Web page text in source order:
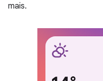
mais.